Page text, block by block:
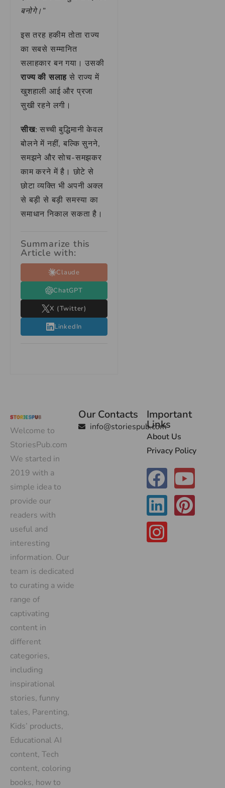
बनोगे।”
इस तरह हकीम तोता राज्य
का सबसे सम्मानित
सलाहकार बन गया। उसकी
राज्य की सलाह से राज्य में
खुशहाली आई और प्रजा
सुखी रहने लगी।
सीख: सच्ची बुद्धिमानी केवल
बोलने में नहीं, बल्कि सुनने,
समझने और सोच-समझकर
काम करने में है। छोटे से
छोटा व्यक्ति भी अपनी अक्ल
से बड़ी से बड़ी समस्या का
समाधान निकाल सकता है।
Summarize this
Article with:
Claude
ChatGPT
X (Twitter)
LinkedIn
Welcome to
StoriesPub.com
We started in
2019 with a
simple idea to
provide our
readers with
useful and
interesting
information. Our
team is dedicated
to curating a wide
range of
captivating
content in
different
categories,
including
inspirational
stories, funny
tales, Parenting,
Kids’ products,
Educational AI
content, Tech
content, coloring
books, how to
Our Contacts
info@storiespub.com
Important
Links
About Us
Privacy Policy